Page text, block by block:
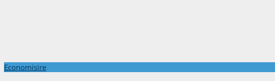
Economisire